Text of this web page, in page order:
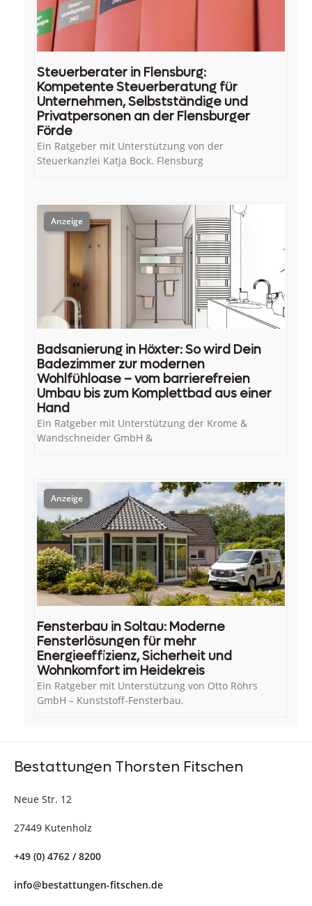
Steuerberater in Flensburg:
Kompetente Steuerberatung für
Unternehmen, Selbstständige und
Privatpersonen an der Flensburger
Förde
Ein Ratgeber mit Unterstützung von der
Steuerkanzlei Katja Bock. Flensburg
Badsanierung in Höxter: So wird Dein
Badezimmer zur modernen
Wohlfühloase – vom barrierefreien
Umbau bis zum Komplettbad aus einer
Hand
Ein Ratgeber mit Unterstützung der Krome &
Wandschneider GmbH &
Fensterbau in Soltau: Moderne
Fensterlösungen für mehr
Energieeffizienz, Sicherheit und
Wohnkomfort im Heidekreis
Ein Ratgeber mit Unterstützung von Otto Röhrs
GmbH – Kunststoff-Fensterbau.
Bestattungen Thorsten Fitschen
Neue Str. 12
27449 Kutenholz
+49 (0) 4762 / 8200
info@bestattungen-fitschen.de